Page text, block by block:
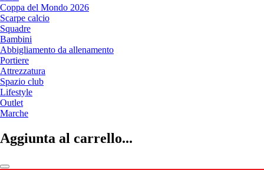
Coppa del Mondo 2026
Scarpe calcio
Squadre
Bambini
Abbigliamento da allenamento
Portiere
Attrezzatura
Spazio club
Lifestyle
Outlet
Marche
Aggiunta al carrello...